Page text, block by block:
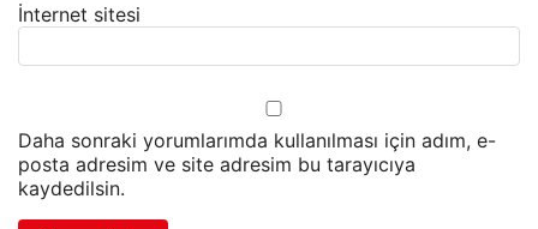
İnternet sitesi
Daha sonraki yorumlarımda kullanılması için adım, e-
posta adresim ve site adresim bu tarayıcıya
kaydedilsin.